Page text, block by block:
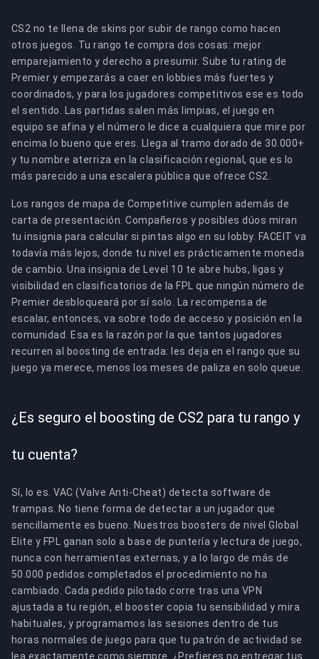
CS2 no te llena de skins por subir de rango como hacen
otros juegos. Tu rango te compra dos cosas: mejor
emparejamiento y derecho a presumir. Sube tu rating de
Premier y empezarás a caer en lobbies más fuertes y
coordinados, y para los jugadores competitivos ese es todo
el sentido. Las partidas salen más limpias, el juego en
equipo se afina y el número le dice a cualquiera que mire por
encima lo bueno que eres. Llega al tramo dorado de 30.000+
y tu nombre aterriza en la clasificación regional, que es lo
más parecido a una escalera pública que ofrece CS2.
Los rangos de mapa de Competitive cumplen además de
carta de presentación. Compañeros y posibles dúos miran
tu insignia para calcular si pintas algo en su lobby. FACEIT va
todavía más lejos, donde tu nivel es prácticamente moneda
de cambio. Una insignia de Level 10 te abre hubs, ligas y
visibilidad en clasificatorios de la FPL que ningún número de
Premier desbloqueará por sí solo. La recompensa de
escalar, entonces, va sobre todo de acceso y posición en la
comunidad. Esa es la razón por la que tantos jugadores
recurren al boosting de entrada: les deja en el rango que su
juego ya merece, menos los meses de paliza en solo queue.
¿Es seguro el boosting de CS2 para tu rango y
tu cuenta?
Sí, lo es. VAC (Valve Anti-Cheat) detecta software de
trampas. No tiene forma de detectar a un jugador que
sencillamente es bueno. Nuestros boosters de nivel Global
Elite y FPL ganan solo a base de puntería y lectura de juego,
nunca con herramientas externas, y a lo largo de más de
50.000 pedidos completados el procedimiento no ha
cambiado. Cada pedido pilotado corre tras una VPN
ajustada a tu región, el booster copia tu sensibilidad y mira
habituales, y programamos las sesiones dentro de tus
horas normales de juego para que tu patrón de actividad se
lea exactamente como siempre. ¿Prefieres no entregar tus